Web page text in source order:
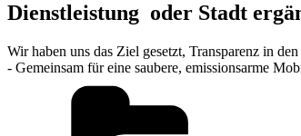
Dienstleistung oder Stadt
Wir haben uns das Ziel gesetzt, Transparenz in
- Gemeinsam für eine saubere, emissionsarme